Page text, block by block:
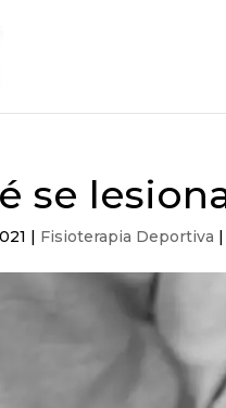
se
| Fisioterapia Deportiva